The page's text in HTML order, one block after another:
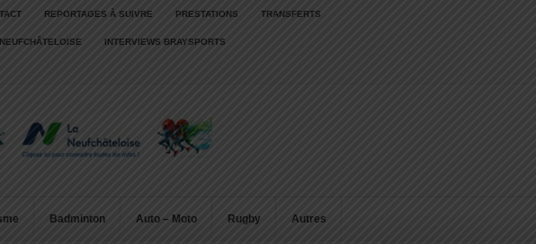
REPORTAGES À SUIVRE PRESTATIONS TRANSFERTS
INTERVIEWS BRAYSPORTS
Badminton Auto – Moto Rugby Autres